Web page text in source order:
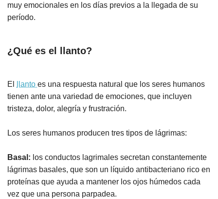
muy emocionales en los días previos a la llegada de su
período.
¿Qué es el llanto?
El llanto es una respuesta natural que los seres humanos
tienen ante una variedad de emociones, que incluyen
tristeza, dolor, alegría y frustración.
Los seres humanos producen tres tipos de lágrimas:
Basal: los conductos lagrimales secretan constantemente
lágrimas basales, que son un líquido antibacteriano rico en
proteínas que ayuda a mantener los ojos húmedos cada
vez que una persona parpadea.